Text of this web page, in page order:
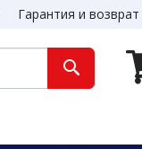
Гарантия и возврат